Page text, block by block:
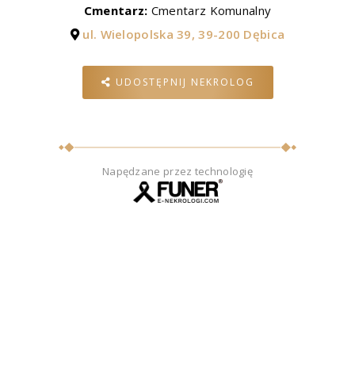
Cmentarz: Cmentarz Komunalny
ul. Wielopolska 39, 39-200 Dębica
UDOSTĘPNIJ NEKROLOG
Napędzane przez technologię